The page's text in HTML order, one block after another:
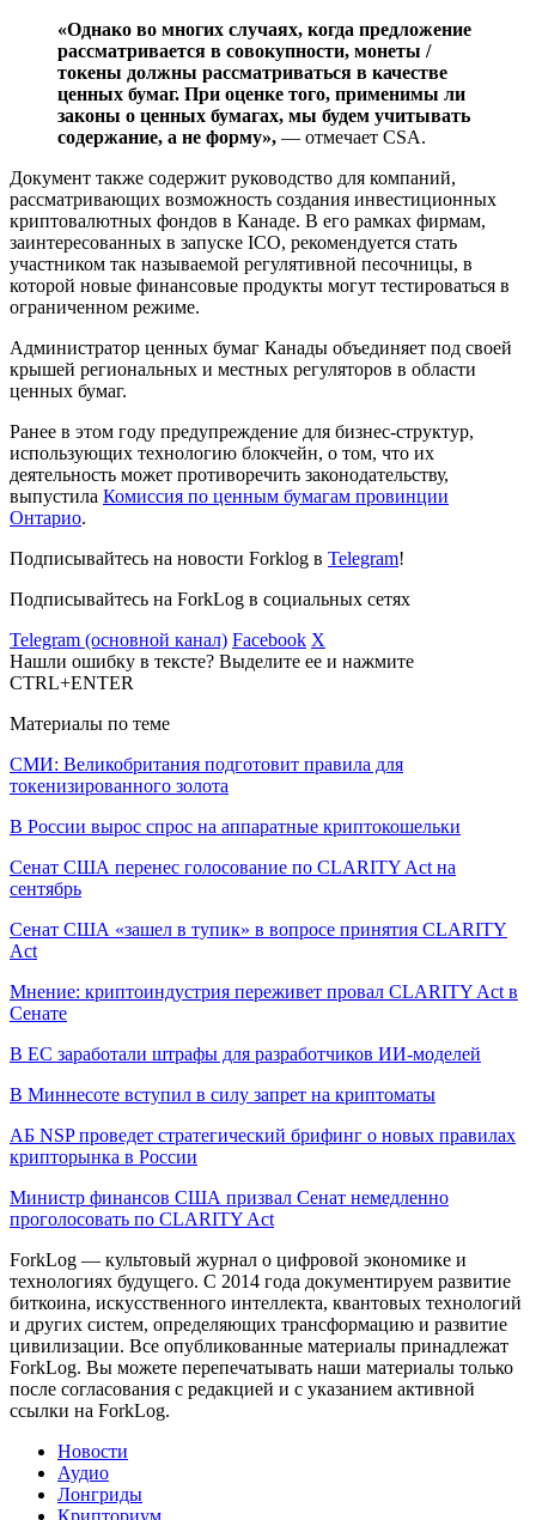
«Однако во многих случаях, когда предложение
рассматривается в совокупности, монеты /
токены должны рассматриваться в качестве
ценных бумаг. При оценке того, применимы ли
законы о ценных бумагах, мы будем учитывать
содержание, а не форму», — отмечает CSA.
Документ также содержит руководство для компаний,
рассматривающих возможность создания инвестиционных
криптовалютных фондов в Канаде. В его рамках фирмам,
заинтересованных в запуске ICO, рекомендуется стать
участником так называемой регулятивной песочницы, в
которой новые финансовые продукты могут тестироваться в
ограниченном режиме.
Администратор ценных бумаг Канады объединяет под своей
крышей региональных и местных регуляторов в области
ценных бумаг.
Ранее в этом году предупреждение для бизнес-структур,
использующих технологию блокчейн, о том, что их
деятельность может противоречить законодательству,
выпустила Комиссия по ценным бумагам провинции
Онтарио.
Подписывайтесь на новости Forklog в Telegram!
Подписывайтесь на ForkLog в социальных сетях
Telegram (основной канал) Facebook X
Нашли ошибку в тексте? Выделите ее и нажмите
CTRL+ENTER
Материалы по теме
СМИ: Великобритания подготовит правила для
токенизированного золота
В России вырос спрос на аппаратные криптокошельки
Сенат США перенес голосование по CLARITY Act на
сентябрь
Сенат США «зашел в тупик» в вопросе принятия CLARITY
Act
Мнение: криптоиндустрия переживет провал CLARITY Act в
Сенате
В ЕС заработали штрафы для разработчиков ИИ-моделей
В Миннесоте вступил в силу запрет на криптоматы
АБ NSP проведет стратегический брифинг о новых правилах
крипторынка в России
Министр финансов США призвал Сенат немедленно
проголосовать по CLARITY Act
ForkLog — культовый журнал о цифровой экономике и
технологиях будущего. С 2014 года документируем развитие
биткоина, искусственного интеллекта, квантовых технологий
и других систем, определяющих трансформацию и развитие
цивилизации. Все опубликованные материалы принадлежат
ForkLog. Вы можете перепечатывать наши материалы только
после согласования с редакцией и с указанием активной
ссылки на ForkLog.
Новости
Аудио
Лонгриды
Крипториум